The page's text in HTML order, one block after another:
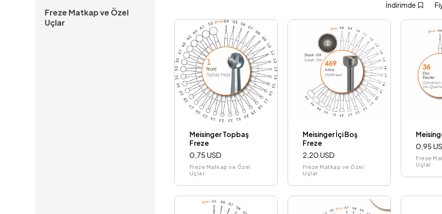
Freze Matkap ve Özel
Uçlar
İndirimde
Meisinger Topbaş
Freze
0,75 USD
Freze Matkap ve Özel
Uçlar
Meisinger İçi Boş
Freze
2,20 USD
Freze Matkap ve Özel
Uçlar
0,95
Freze
Uçlar